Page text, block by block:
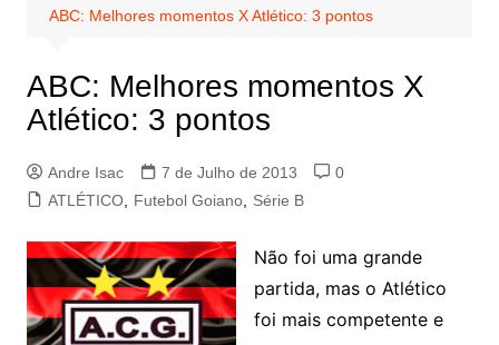
ABC: Melhores momentos X Atlético: 3 pontos
ABC: Melhores momentos X
Atlético: 3 pontos
Andre Isac 7 de Julho de 2013
0
ATLÉTICO, Futebol Goiano, Série B
Não foi uma grande
partida, mas o Atlético
foi mais competente e